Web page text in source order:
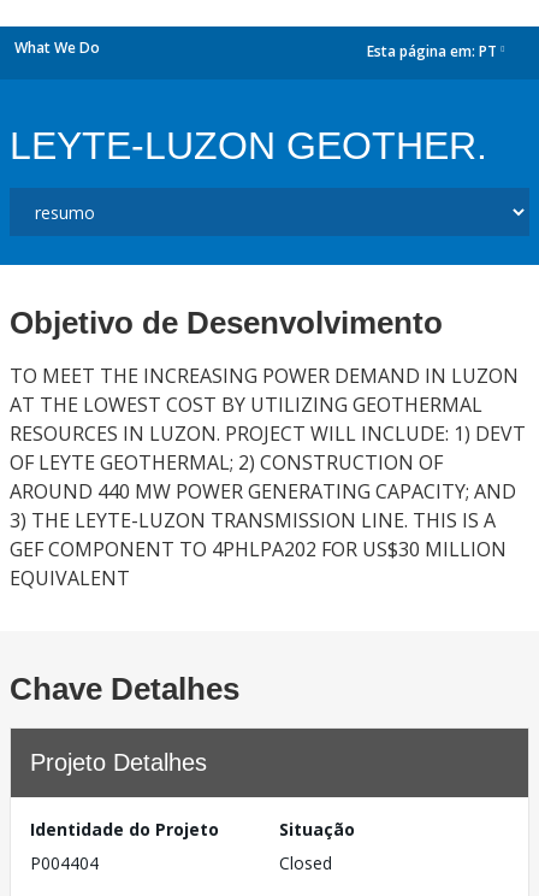
What We Do Esta página em: PT
LEYTE-LUZON GEOTHER.
Objetivo de Desenvolvimento
TO MEET THE INCREASING POWER DEMAND IN LUZON
AT THE LOWEST COST BY UTILIZING GEOTHERMAL
RESOURCES IN LUZON. PROJECT WILL INCLUDE: 1) DEVT
OF LEYTE GEOTHERMAL; 2) CONSTRUCTION OF
AROUND 440 MW POWER GENERATING CAPACITY; AND
3) THE LEYTE-LUZON TRANSMISSION LINE. THIS IS A
GEF COMPONENT TO 4PHLPA202 FOR US$30 MILLION
EQUIVALENT
Chave Detalhes
Projeto Detalhes
Identidade do Projeto
P004404
Situação
Closed